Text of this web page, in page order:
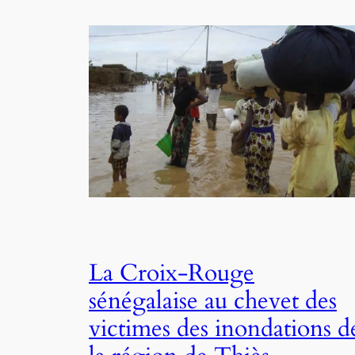
La Croix-Rouge
sénégalaise au chevet des
victimes des inondations